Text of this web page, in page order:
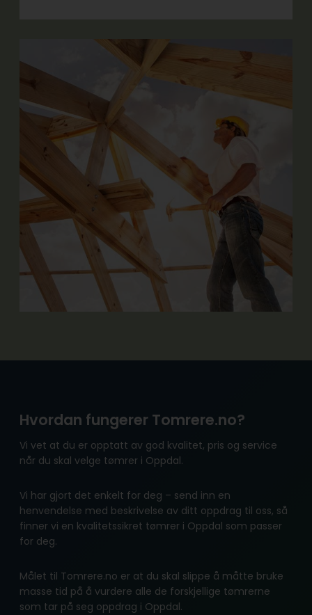
Hvordan fungerer Tomrere.no?
Vi vet at du er opptatt av god kvalitet, pris og service
når du skal velge tømrer i Oppdal.
Vi har gjort det enkelt for deg – send inn en
henvendelse med beskrivelse av ditt oppdrag til oss, så
finner vi en kvalitetssikret tømrer i Oppdal som passer
for deg.
Målet til Tomrere.no er at du skal slippe å måtte bruke
masse tid på å vurdere alle de forskjellige tømrerne
som tar på seg oppdrag i Oppdal.